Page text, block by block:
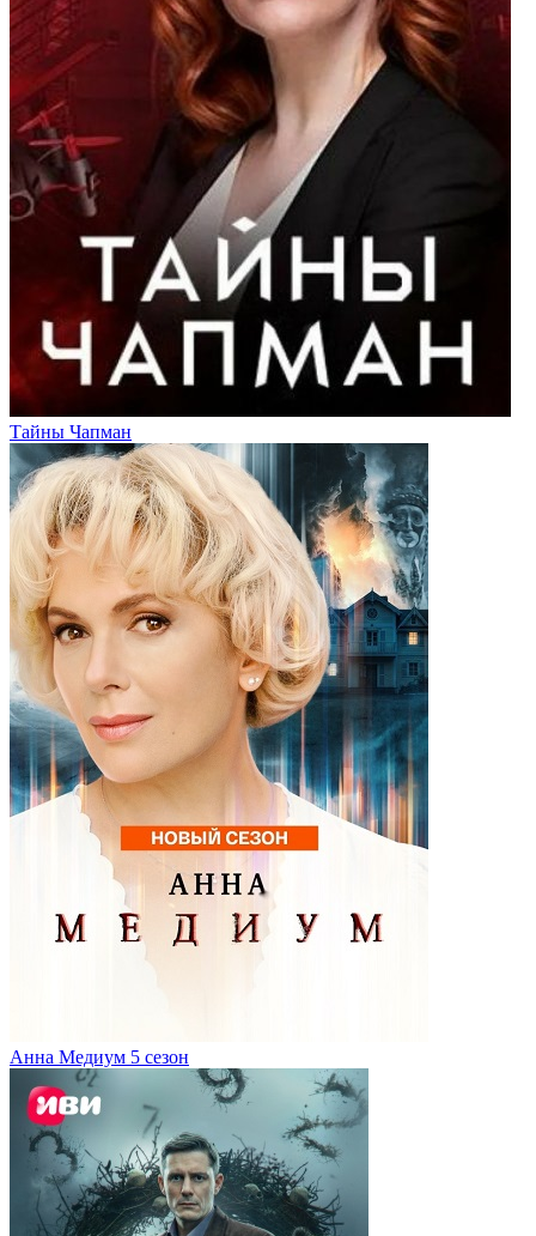
Тайны Чапман
Анна Медиум 5 сезон